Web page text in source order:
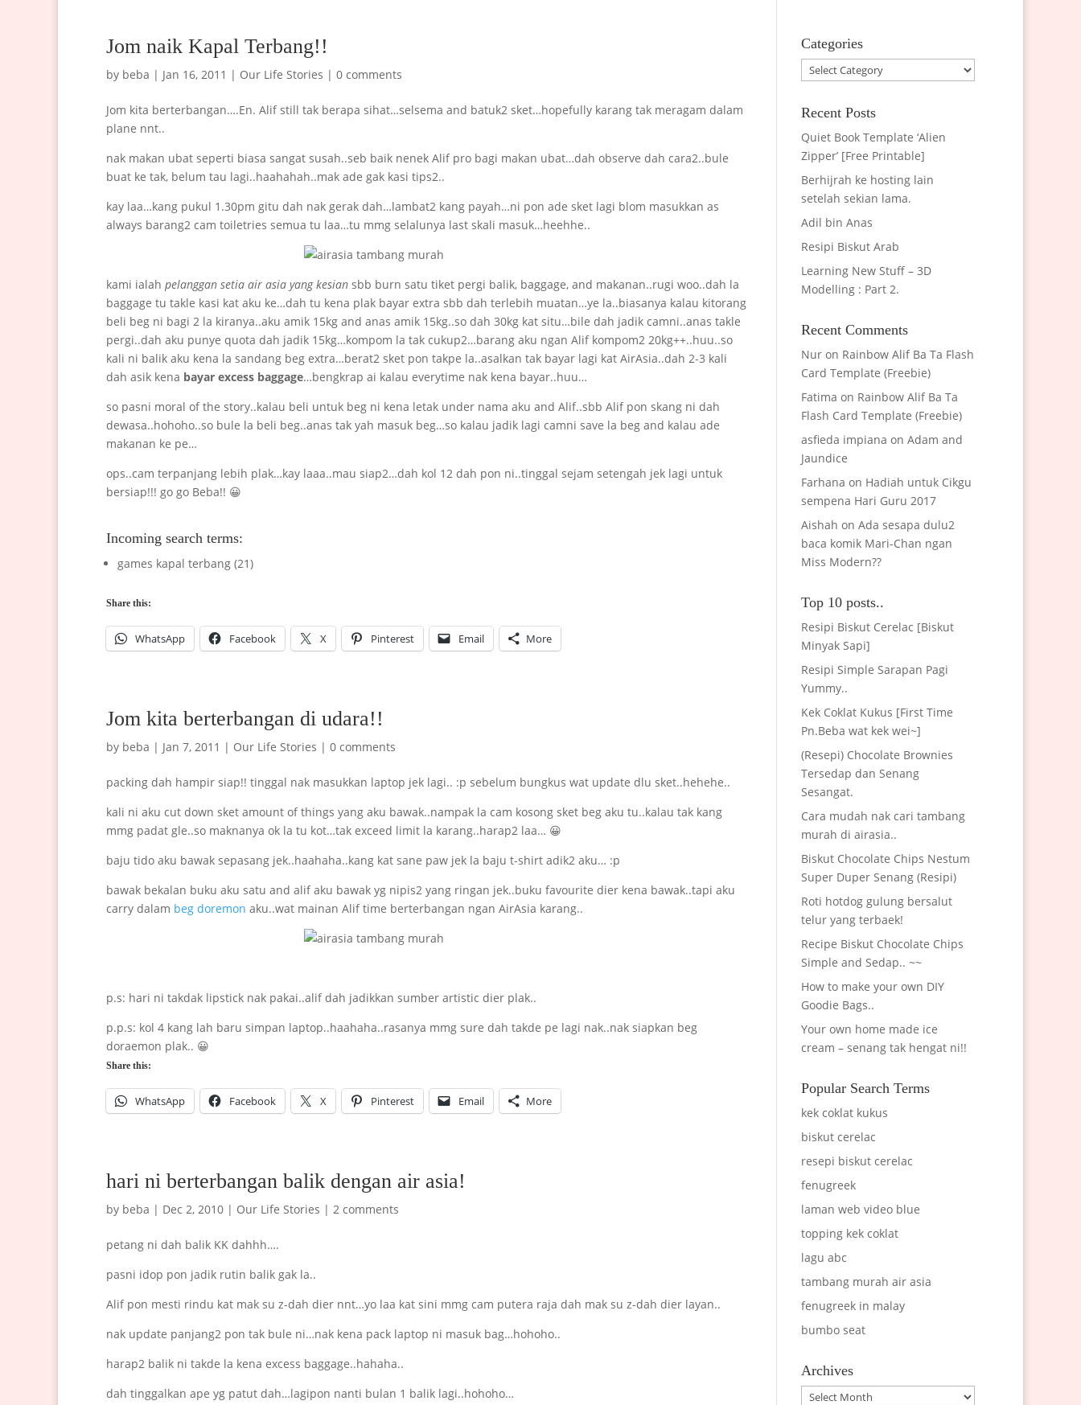
Jom naik Kapal Terbang!!
by beba | Jan 16, 2011 | Our Life Stories | 0 comments
Jom kita berterbangan….En. Alif still tak berapa sihat…selsema and batuk2 sket…hopefully karang tak meragam dalam
plane nnt..
nak makan ubat seperti biasa sangat susah..seb baik nenek Alif pro bagi makan ubat…dah observe dah cara2..bule
buat ke tak, belum tau lagi..haahahah..mak ade gak kasi tips2..
kay laa…kang pukul 1.30pm gitu dah nak gerak dah…lambat2 kang payah…ni pon ade sket lagi blom masukkan as
always barang2 cam toiletries semua tu laa…tu mmg selalunya last skali masuk…heehhe..
kami ialah pelanggan setia air asia yang kesian sbb burn satu tiket pergi balik, baggage, and makanan..rugi woo..dah la
baggage tu takle kasi kat aku ke…dah tu kena plak bayar extra sbb dah terlebih muatan…ye la..biasanya kalau kitorang
beli beg ni bagi 2 la kiranya..aku amik 15kg and anas amik 15kg..so dah 30kg kat situ…bile dah jadik camni..anas takle
pergi..dah aku punye quota dah jadik 15kg…kompom la tak cukup2…barang aku ngan Alif kompom2 20kg++..huu..so
kali ni balik aku kena la sandang beg extra…berat2 sket pon takpe la..asalkan tak bayar lagi kat AirAsia..dah 2-3 kali
dah asik kena bayar excess baggage…bengkrap ai kalau everytime nak kena bayar..huu…
so pasni moral of the story..kalau beli untuk beg ni kena letak under nama aku and Alif..sbb Alif pon skang ni dah
dewasa..hohoho..so bule la beli beg..anas tak yah masuk beg…so kalau jadik lagi camni save la beg and kalau ade
makanan ke pe…
ops..cam terpanjang lebih plak…kay laaa..mau siap2…dah kol 12 dah pon ni..tinggal sejam setengah jek lagi untuk
bersiap!!! go go Beba!! 😀
Incoming search terms:
games kapal terbang (21)
Share this:
WhatsApp Facebook X Pinterest Email More
Jom kita berterbangan di udara!!
by beba | Jan 7, 2011 | Our Life Stories | 0 comments
packing dah hampir siap!! tinggal nak masukkan laptop jek lagi.. :p sebelum bungkus wat update dlu sket..hehehe..
kali ni aku cut down sket amount of things yang aku bawak..nampak la cam kosong sket beg aku tu..kalau tak kang
mmg padat gle..so maknanya ok la tu kot…tak exceed limit la karang..harap2 laa… 😀
baju tido aku bawak sepasang jek..haahaha..kang kat sane paw jek la baju t-shirt adik2 aku… :p
bawak bekalan buku aku satu and alif aku bawak yg nipis2 yang ringan jek..buku favourite dier kena bawak..tapi aku
carry dalam beg doremon aku..wat mainan Alif time berterbangan ngan AirAsia karang..
p.s: hari ni takdak lipstick nak pakai..alif dah jadikkan sumber artistic dier plak..
p.p.s: kol 4 kang lah baru simpan laptop..haahaha..rasanya mmg sure dah takde pe lagi nak..nak siapkan beg
doraemon plak.. 😀
Share this:
WhatsApp Facebook X Pinterest Email More
hari ni berterbangan balik dengan air asia!
by beba | Dec 2, 2010 | Our Life Stories | 2 comments
petang ni dah balik KK dahhh….
pasni idop pon jadik rutin balik gak la..
Alif pon mesti rindu kat mak su z-dah dier nnt…yo laa kat sini mmg cam putera raja dah mak su z-dah dier layan..
nak update panjang2 pon tak bule ni…nak kena pack laptop ni masuk bag…hohoho..
harap2 balik ni takde la kena excess baggage..hahaha..
dah tinggalkan ape yg patut dah…lagipon nanti bulan 1 balik lagi..hohoho…
Categories
Categories
Recent Posts
Quiet Book Template ‘Alien
Zipper’ [Free Printable]
Berhijrah ke hosting lain
setelah sekian lama.
Adil bin Anas
Resipi Biskut Arab
Learning New Stuff – 3D
Modelling : Part 2.
Recent Comments
Nur on Rainbow Alif Ba Ta Flash
Card Template (Freebie)
Fatima on Rainbow Alif Ba Ta
Flash Card Template (Freebie)
asfieda impiana onAdam and
Jaundice
Farhana on Hadiah untuk Cikgu
sempena Hari Guru 2017
Aishah onAda sesapa dulu2
baca komik Mari-Chan ngan
Miss Modern??
Top 10 posts..
Resipi Biskut Cerelac [Biskut
Minyak Sapi]
Resipi Simple Sarapan Pagi
Yummy..
Kek Coklat Kukus [First Time
Pn.Beba wat kek wei~]
(Resepi) Chocolate Brownies
Tersedap dan Senang
Sesangat.
Cara mudah nak cari tambang
murah di airasia..
Biskut Chocolate Chips Nestum
Super Duper Senang (Resipi)
Roti hotdog gulung bersalut
telur yang terbaek!
Recipe Biskut Chocolate Chips
Simple and Sedap.. ~~
How to make your own DIY
Goodie Bags..
Your own home made ice
cream – senang tak hengat ni!!
Popular Search Terms
kek coklat kukus
biskut cerelac
resepi biskut cerelac
fenugreek
laman web video blue
topping kek coklat
lagu abc
tambang murah air asia
fenugreek in malay
bumbo seat
Archives
Archives